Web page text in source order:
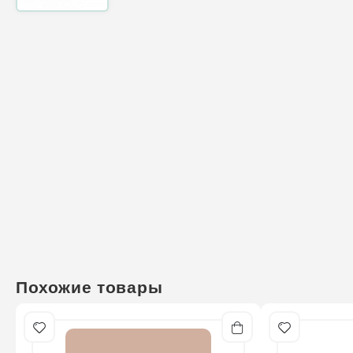
Похожие товары